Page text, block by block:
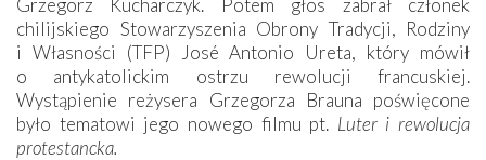
chilijskiego Stowarzyszenia Obrony Tradycji, Rodziny
i Własności (TFP) José Antonio Ureta, który mówił
o antykatolickim ostrzu rewolucji francuskiej.
Wystąpienie reżysera Grzegorza Brauna poświęcone
było tematowi jego nowego filmu pt. Luter i rewolucja
protestancka.